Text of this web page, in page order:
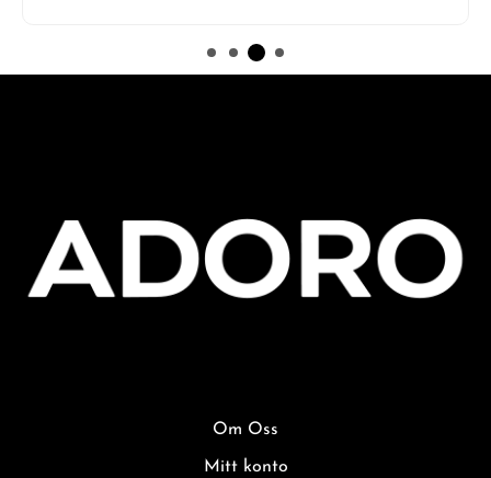
Om Oss
Mitt konto